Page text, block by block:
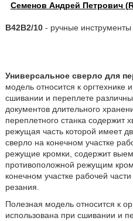
Семенов Андрей Петрович
B42B2/10- ручные
Универсальное сверло для
модель относится к оргтехнике
сшивании и переплете
документов длительного
переплетного станка содержит
режущая часть которой имеет
сверло на конечном участке
режущие кромки, содержит
противоположной режущим
конечном участке рабочей
резания.
Полезная модель относится к
использована при сшивании и